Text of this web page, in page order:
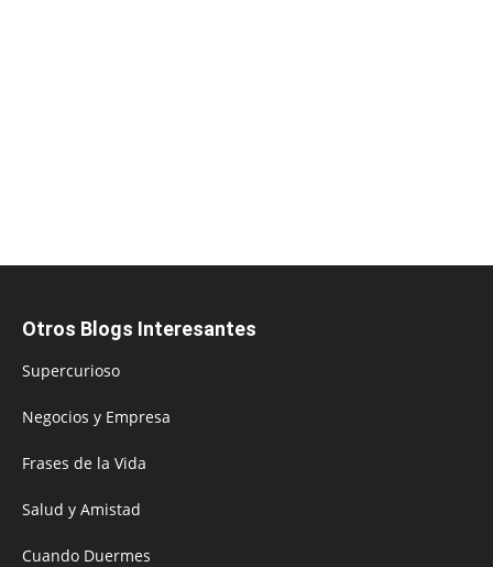
Otros Blogs Interesantes
Supercurioso
Negocios y Empresa
Frases de la Vida
Salud y Amistad
Cuando Duermes